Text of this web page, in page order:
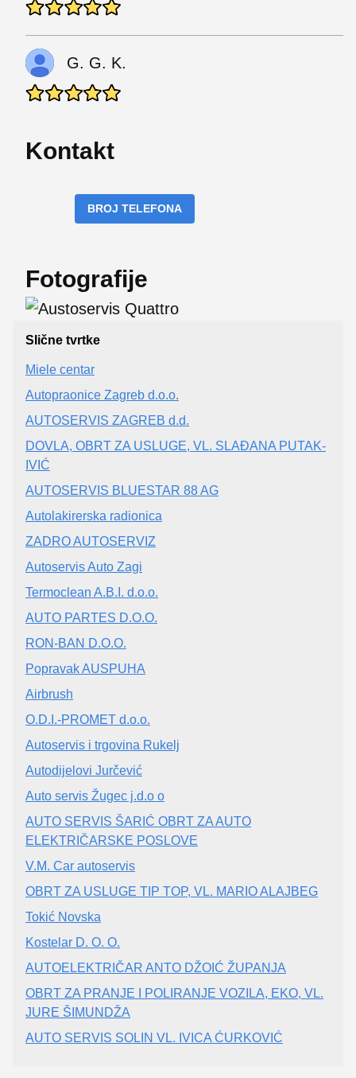
G. G. K.
Kontakt
BROJ TELEFONA
Fotografije
Slične tvrtke
Miele centar
Autopraonice Zagreb d.o.o.
AUTOSERVIS ZAGREB d.d.
DOVLA, OBRT ZA USLUGE, VL. SLAĐANA PUTAK-
IVIĆ
AUTOSERVIS BLUESTAR 88 AG
Autolakirerska radionica
ZADRO AUTOSERVIZ
Autoservis Auto Zagi
Termoclean A.B.I. d.o.o.
AUTO PARTES D.O.O.
RON-BAN D.O.O.
Popravak AUSPUHA
Airbrush
O.D.I.-PROMET d.o.o.
Autoservis i trgovina Rukelj
Autodijelovi Jurčević
Auto servis Žugec j.d.o o
AUTO SERVIS ŠARIĆ OBRT ZA AUTO
ELEKTRIČARSKE POSLOVE
V.M. Car autoservis
OBRT ZA USLUGE TIP TOP, VL. MARIO ALAJBEG
Tokić Novska
Kostelar D. O. O.
AUTOELEKTRIČAR ANTO DŽOIĆ ŽUPANJA
OBRT ZA PRANJE I POLIRANJE VOZILA, EKO, VL.
JURE ŠIMUNDŽA
AUTO SERVIS SOLIN VL. IVICA ĆURKOVIĆ